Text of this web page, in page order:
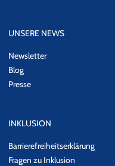
UNSERE NEWS
Newsletter
Blog
Presse
INKLUSION
Barrierefreiheitserklärung
Fragen zu Inklusion